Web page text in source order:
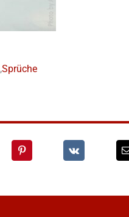
,Sprüche